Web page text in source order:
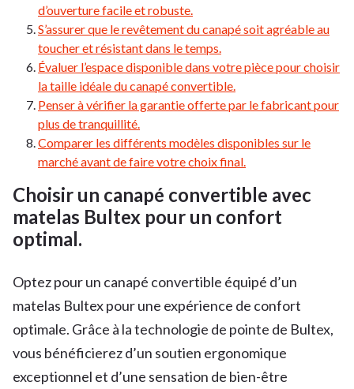
d’ouverture facile et robuste.
S’assurer que le revêtement du canapé soit agréable au
toucher et résistant dans le temps.
Évaluer l’espace disponible dans votre pièce pour choisir
la taille idéale du canapé convertible.
Penser à vérifier la garantie offerte par le fabricant pour
plus de tranquillité.
Comparer les différents modèles disponibles sur le
marché avant de faire votre choix final.
Choisir un canapé convertible avec
matelas Bultex pour un confort
optimal.
Optez pour un canapé convertible équipé d’un
matelas Bultex pour une expérience de confort
optimale. Grâce à la technologie de pointe de Bultex,
vous bénéficierez d’un soutien ergonomique
exceptionnel et d’une sensation de bien-être